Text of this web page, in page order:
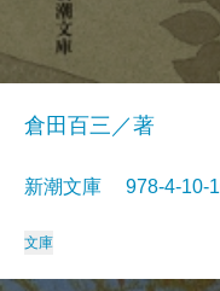
倉田百三／著
新潮文庫 978-4-
文庫